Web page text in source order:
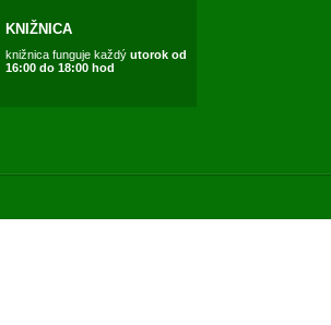
KNIŽNICA
knižnica funguje každý utorok od
16:00 do 18:00 hod